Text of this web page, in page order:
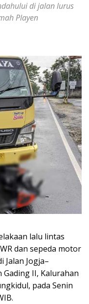
di jalan lurus
Playen
lalu lintas
dan sepeda motor
Jalan Jogja–
II, Kalurahan
pada Senin